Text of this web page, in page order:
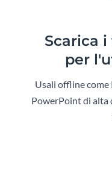
Scarica
per
Usali offline come
PowerPoint di alta